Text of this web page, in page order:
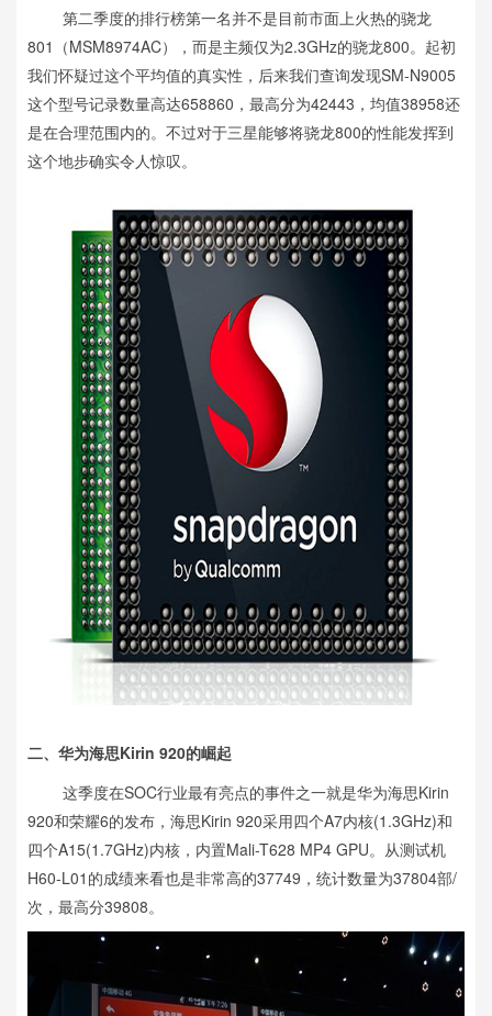
第二季度的排行榜第一名并不是目前市面上火热的骁龙
801（MSM8974AC），而是主频仅为2.3GHz的骁龙800。起初
我们怀疑过这个平均值的真实性，后来我们查询发现SM-N9005
这个型号记录数量高达658860，最高分为42443，均值38958还
是在合理范围内的。不过对于三星能够将骁龙800的性能发挥到
这个地步确实令人惊叹。
二、华为海思Kirin 920的崛起
这季度在SOC行业最有亮点的事件之一就是华为海思Kirin
920和荣耀6的发布，海思Kirin 920采用四个A7内核(1.3GHz)和
四个A15(1.7GHz)内核，内置Mali-T628 MP4 GPU。从测试机
H60-L01的成绩来看也是非常高的37749，统计数量为37804部/
次，最高分39808。